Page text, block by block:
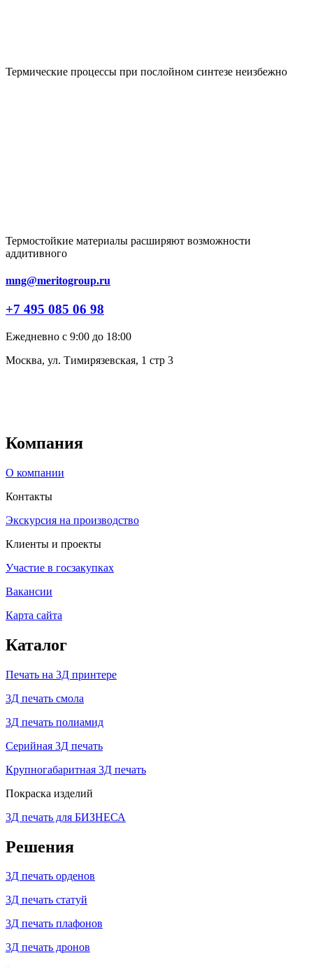
Термические процессы при послойном синтезе неизбежно
Термостойкие материалы расширяют возможности
аддитивного
mng@meritogroup.ru
+7 495 085 06 98
Ежедневно с 9:00 до 18:00
Москва, ул. Тимирязевская, 1 стр 3
Компания
О компании
Контакты
Экскурсия на производство
Клиенты и проекты
Участие в госзакупках
Вакансии
Карта сайта
Каталог
Печать на 3Д принтере
3Д печать смола
3Д печать полиамид
Серийная 3Д печать
Крупногабаритная 3Д печать
Покраска изделий
3Д печать для БИЗНЕСА
Решения
3Д печать орденов
3Д печать статуй
3Д печать плафонов
3Д печать дронов